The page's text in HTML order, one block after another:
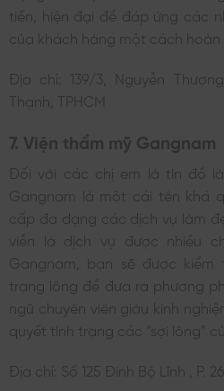
tiến, hiện đại để đáp ứng các
của khách hàng một cách hoàn
Địa chỉ: 139/3, Nguyễn
Thạnh, TPHCM
7. Viện thẩm mỹ Gangnam
Đối với các chị em là tín đồ
Gangnam là một cái tên khá
cấp đa dạng các dịch vụ làm
viễn là dịch vụ được nhiều
Gangnam, bạn sẽ được
trạng lông để đưa ra phương
ngũ chuyên viên giàu kinh
quyết tình trạng các “sợi lông”
Địa chỉ: Số 125 Đinh Bộ Lĩnh , P.